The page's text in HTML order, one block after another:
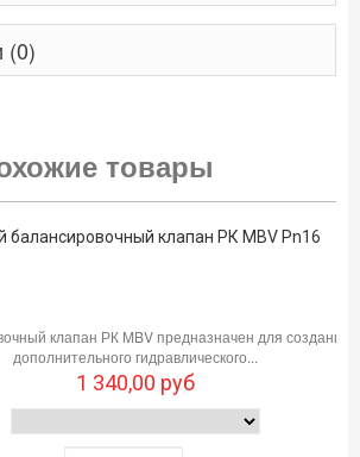
(0)
товары
балансировочный клапан РК MBV Pn16
клапан РК MBV предназначен для создания
дополнительного гидравлического...
1 340,00 руб